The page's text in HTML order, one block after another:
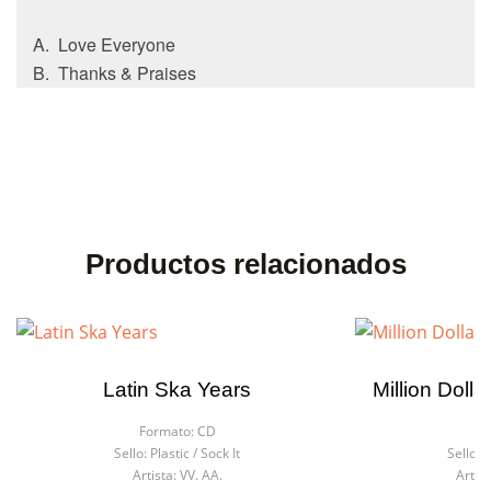
A. Love Everyone
B. Thanks & Praises
Productos relacionados
Latin Ska Years
Formato: CD
Sello: Plastic / Sock It
Artista: VV. AA.
Million
Sello: